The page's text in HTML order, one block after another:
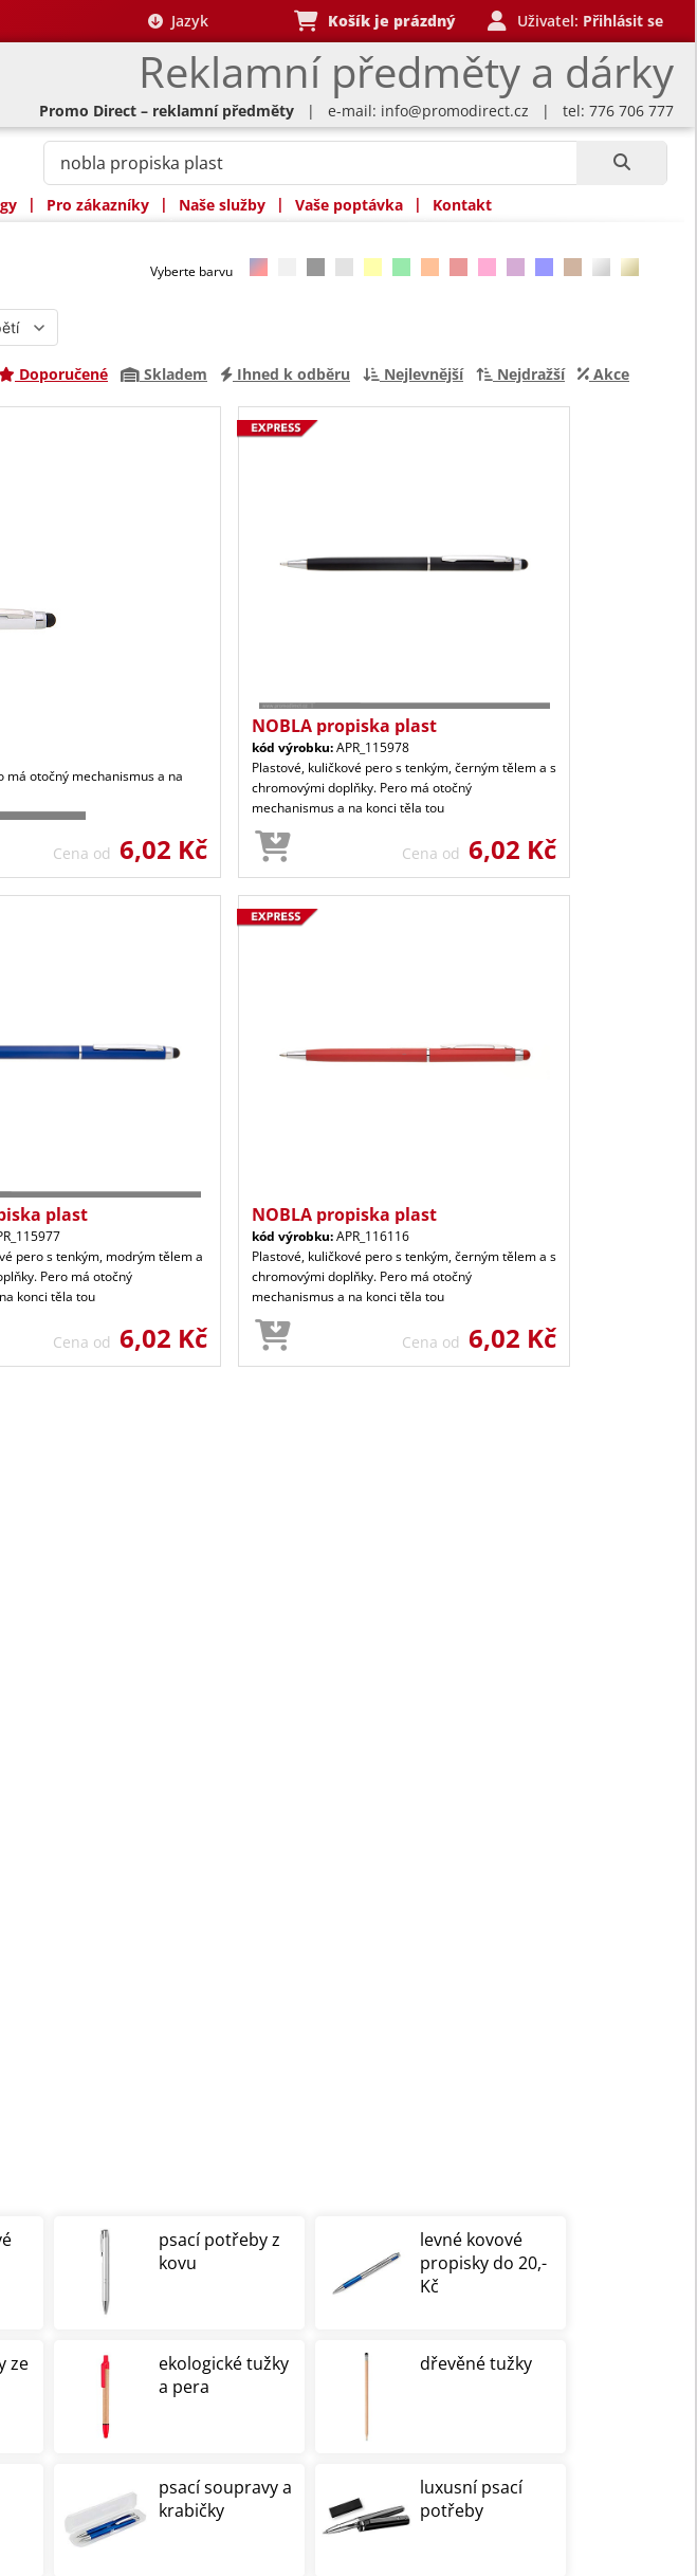
Reklamní předměty a dárky
Jazyk Košík je prázdný Uživatel: Přihlásit se
Promo Direct – reklamní předměty | e-mail: info@promodirect.cz | tel: 776 706 777
| Pro zákazníky | Naše služby | Vaše poptávka | Kontakt
Vyberte barvu
Doporučené Skladem Ihned k odběru Nejlevnější Nejdražší Akce
má otočný mechanismus a na
Cena od 6,02 Kč
NOBLA propiska plast
kód výrobku:APR_115978
Plastové, kuličkové pero s tenkým, černým tělem a s
chromovými doplňky. Pero má otočný
mechanismus a na konci těla tou
Cena od 6,02 Kč
plast
pero s tenkým, modrým tělem a
Pero má otočný
konci těla tou
Cena od 6,02 Kč
NOBLA propiska plast
kód výrobku:APR_116116
Plastové, kuličkové pero s tenkým, černým tělem a s
chromovými doplňky. Pero má otočný
mechanismus a na konci těla tou
Cena od 6,02 Kč
psací potřeby z
kovu
levné kovové
propisky do 20,-
Kč
ze
ekologické tužky
a pera
dřevěné tužky
psací soupravy a
krabičky
luxusní psací
potřeby